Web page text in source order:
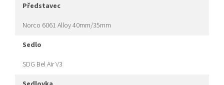
představec
Norco 6061 Alloy 40mm/35mm
sedlo
SDG Bel Air V3